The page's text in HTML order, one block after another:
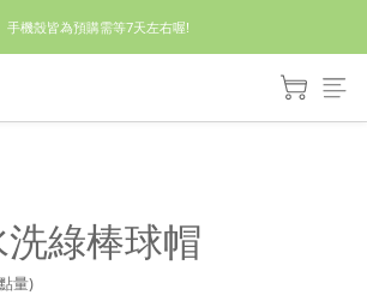
休假回來了!8/5恢復出貨₍˄•༝•˄₎◞✩
手機殼皆為預購需等7天左右喔!
體相機包 預購中! 製作有點延遲預計八月中出貨
綠棒球帽
量)